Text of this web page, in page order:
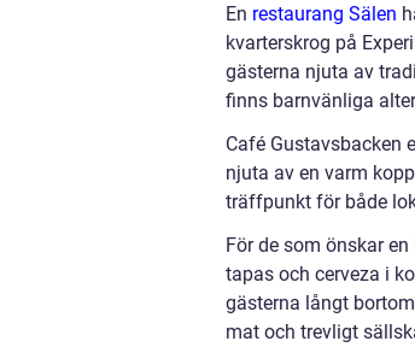
En restaurang Sälen
kvarterskrog på
gästerna njuta av
finns barnvänliga
Café Gustavsbacken
njuta av en varm
träffpunkt för både
För de som önskar
tapas och cerveza i
gästerna långt
mat och trevligt